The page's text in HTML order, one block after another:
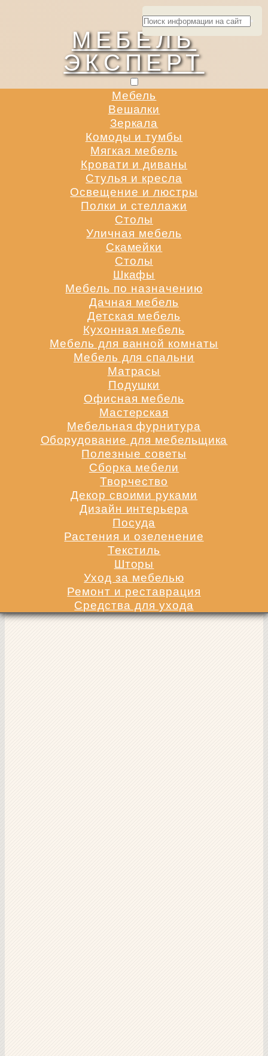
МЕБЕЛЬ
ЭКСПЕРТ
Мебель
Вешалки
Зеркала
Комоды и тумбы
Мягкая мебель
Кровати и диваны
Стулья и кресла
Освещение и люстры
Полки и стеллажи
Столы
Уличная мебель
Скамейки
Столы
Шкафы
Мебель по назначению
Дачная мебель
Детская мебель
Кухонная мебель
Мебель для ванной комнаты
Мебель для спальни
Матрасы
Подушки
Офисная мебель
Мастерская
Мебельная фурнитура
Оборудование для мебельщика
Полезные советы
Сборка мебели
Творчество
Декор своими руками
Дизайн интерьера
Посуда
Растения и озеленение
Текстиль
Шторы
Уход за мебелью
Ремонт и реставрация
Средства для ухода